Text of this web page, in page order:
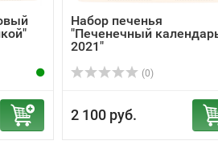
Набор печенья
"Печенечный
2021"
(0)
2 100 руб.